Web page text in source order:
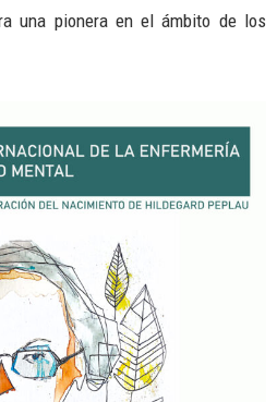
una pionera en el ámbito de los